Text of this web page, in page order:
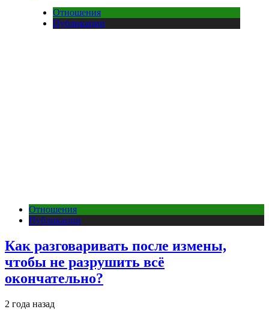
Отношения
Публикации
Отношения
Публикации
Как разговаривать после измены,
чтобы не разрушить всё
окончательно?
2 года назад